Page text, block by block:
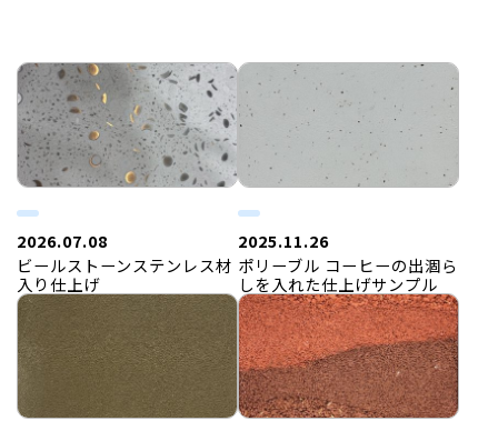
2026.07.08
ビールストーンステンレス材
入り仕上げ
2025.11.26
ポリーブル コーヒーの出涸ら
しを入れた仕上げサンプル